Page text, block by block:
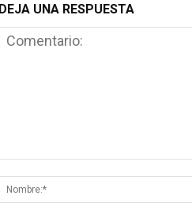
DEJA UNA RESPUESTA